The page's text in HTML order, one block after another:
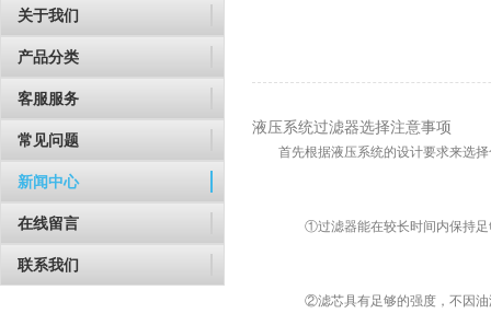
关于我们
产品分类
客服服务
常见问题
新闻中心
在线留言
联系我们
液压系统过滤器选择注意事项
首先根据液压系统的设计要求来选
①过滤器能在较长时间内保持足
②滤芯具有足够的强度，不因油